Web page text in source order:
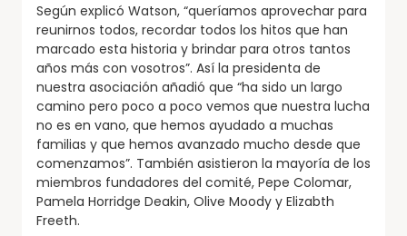
Según explicó Watson, “queríamos aprovechar para
reunirnos todos, recordar todos los hitos que han
marcado esta historia y brindar para otros tantos
años más con vosotros”. Así la presidenta de
nuestra asociación añadió que “ha sido un largo
camino pero poco a poco vemos que nuestra lucha
no es en vano, que hemos ayudado a muchas
familias y que hemos avanzado mucho desde que
comenzamos”. También asistieron la mayoría de los
miembros fundadores del comité, Pepe Colomar,
Pamela Horridge Deakin, Olive Moody y Elizabth
Freeth.